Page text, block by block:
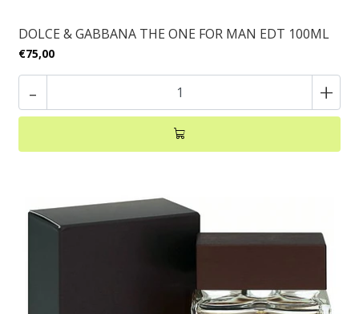
DOLCE & GABBANA THE ONE FOR MAN EDT 100ML
€75,00
- +